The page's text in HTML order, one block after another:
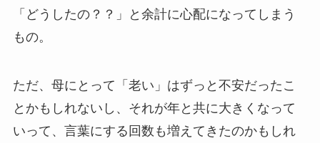
「どうしたの？？」と余計に心配になってしまう
もの。
ただ、母にとって「老い」はずっと不安だったこ
とかもしれないし、それが年と共に大きくなって
いって、言葉にする回数も増えてきたのかもしれ